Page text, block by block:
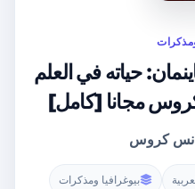
حياته في العلم
كروس
بيوغرافيا ومذكرات